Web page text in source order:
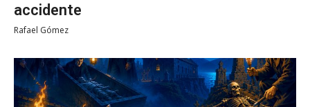
accidente
Rafael Gómez